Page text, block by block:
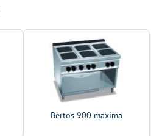
Bertos 900 maxima